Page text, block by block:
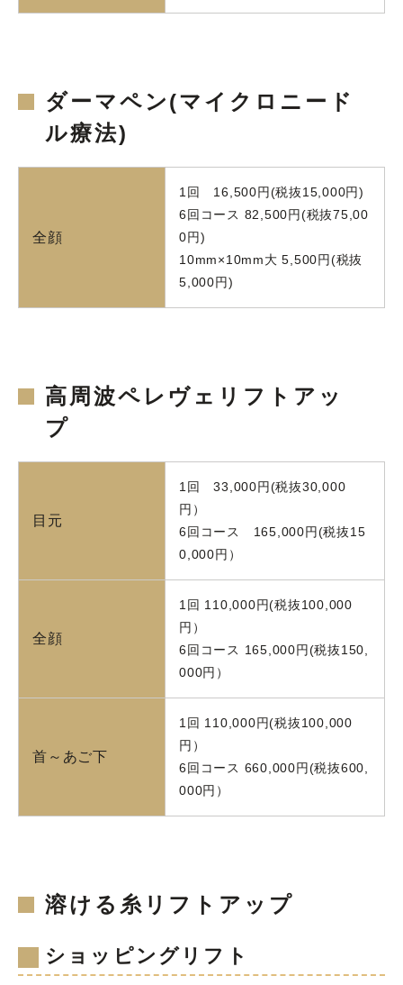
ダーマペン(マイクロニード
ル療法)
全顔
1回 16,500円(税抜15,000円)
6回コース 82,500円(税抜75,00
0円)
10mm×10mm大 5,500円(税抜
5,000円)
高周波ペレヴェリフトアッ
プ
目元
1回 33,000円(税抜30,000
円）
6回コース 165,000円(税抜15
0,000円）
全顔
1回 110,000円(税抜100,000
円）
6回コース 165,000円(税抜150,
000円）
首～あご下
1回 110,000円(税抜100,000
円）
6回コース 660,000円(税抜600,
000円）
溶ける糸リフトアップ
ショッピングリフト